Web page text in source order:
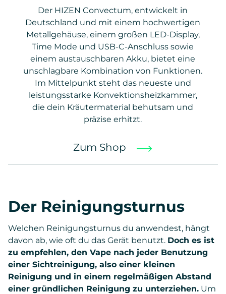
Der HIZEN Convectum, entwickelt in
Deutschland und mit einem hochwertigen
Metallgehäuse, einem großen LED-Display,
Time Mode und USB-C-Anschluss sowie
einem austauschbaren Akku, bietet eine
unschlagbare Kombination von Funktionen.
Im Mittelpunkt steht das neueste und
leistungsstarke Konvektionsheizkammer,
die dein Kräutermaterial behutsam und
präzise erhitzt.
Zum Shop
Der Reinigungsturnus
Welchen Reinigungsturnus du anwendest, hängt
davon ab, wie oft du das Gerät benutzt. Doch es ist
zu empfehlen, den Vape nach jeder Benutzung
einer Sichtreinigung, also einer kleinen
Reinigung und in einem regelmäßigen Abstand
einer gründlichen Reinigung zu unterziehen. Um